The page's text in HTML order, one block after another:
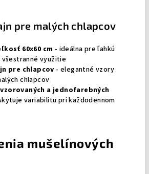
pre malých chlapcov
60x60 cm - ideálna pre ľahkú
všestranné využitie
pre chlapcov - elegantné vzory
chlapcov
a jednofarebných
variabilitu pri každodennom
mušelínových